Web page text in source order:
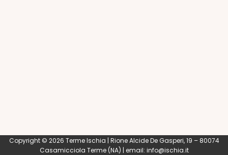
Copyright © 2026 Terme Ischia | Rione Alcide De Gasperi, 19 – 80074
Casamicciola Terme(NA) | email: info@ischia.it